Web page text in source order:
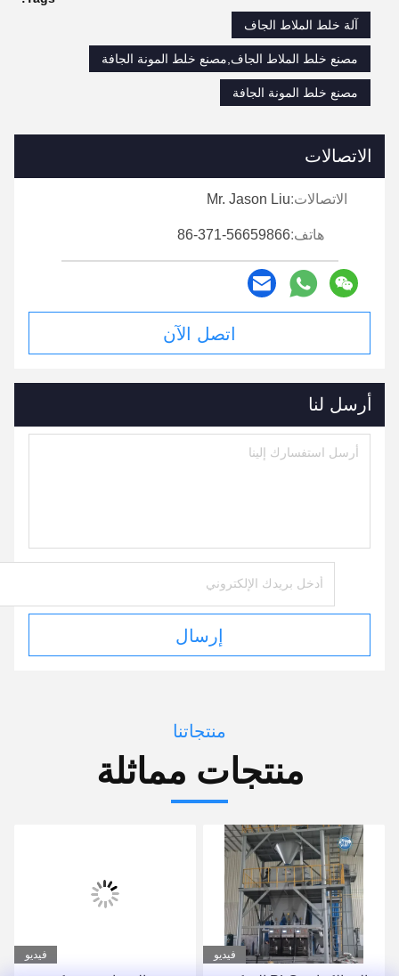
آلة خلط الملاط الجاف
مصنع خلط الملاط الجاف,مصنع خلط المونة الجافة
مصنع خلط المونة الجافة
الاتصالات
الاتصالات:Mr. Jason Liu
هاتف:86-371-56659866
اتصل الآن
أرسل لنا
إرسال
منتجاتنا
منتجات مماثلة
فيديو فيديو